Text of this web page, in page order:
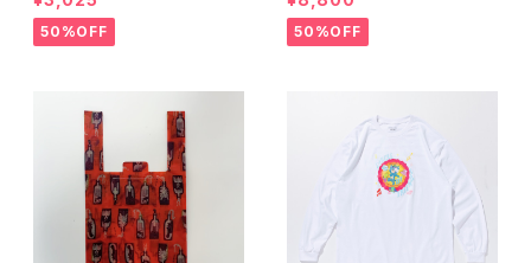
50%OFF
brary zip up hood"
50%OFF